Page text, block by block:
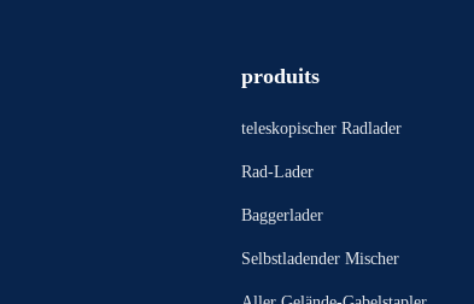
produits
teleskopischer Radlader
Rad-Lader
Baggerlader
Selbstladender Mischer